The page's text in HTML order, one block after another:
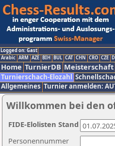
Logged on: Gast
Arabic ARM AZE BIH BUL CAT CHN CRO CZE
Home TurnierDB Meisterschaft
Turnierschach-Elozahl
Allgemeines Turnier anmelden:
Willkommen bei den
Personennummer
FIDE-Elolisten Stand